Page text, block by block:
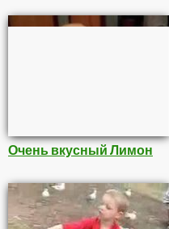
Очень вкусный Лимон